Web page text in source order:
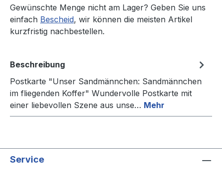
Gewünschte Menge nicht am Lager? Geben Sie uns
einfach Bescheid, wir können die meisten Artikel
kurzfristig nachbestellen.
Beschreibung
Postkarte "Unser Sandmännchen: Sandmännchen
im fliegenden Koffer" Wundervolle Postkarte mit
einer liebevollen Szene aus unse… Mehr
Service